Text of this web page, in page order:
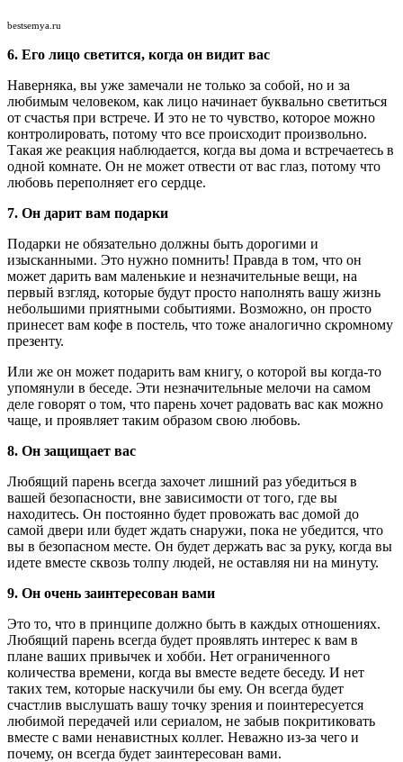
bestsemya.ru
6. Его лицо светится, когда он видит вас
Наверняка, вы уже замечали не только за собой, но и за
любимым человеком, как лицо начинает буквально светиться
от счастья при встрече. И это не то чувство, которое можно
контролировать, потому что все происходит произвольно.
Такая же реакция наблюдается, когда вы дома и встречаетесь в
одной комнате. Он не может отвести от вас глаз, потому что
любовь переполняет его сердце.
7. Он дарит вам подарки
Подарки не обязательно должны быть дорогими и
изысканными. Это нужно помнить! Правда в том, что он
может дарить вам маленькие и незначительные вещи, на
первый взгляд, которые будут просто наполнять вашу жизнь
небольшими приятными событиями. Возможно, он просто
принесет вам кофе в постель, что тоже аналогично скромному
презенту.
Или же он может подарить вам книгу, о которой вы когда-то
упомянули в беседе. Эти незначительные мелочи на самом
деле говорят о том, что парень хочет радовать вас как можно
чаще, и проявляет таким образом свою любовь.
8. Он защищает вас
Любящий парень всегда захочет лишний раз убедиться в
вашей безопасности, вне зависимости от того, где вы
находитесь. Он постоянно будет провожать вас домой до
самой двери или будет ждать снаружи, пока не убедится, что
вы в безопасном месте. Он будет держать вас за руку, когда вы
идете вместе сквозь толпу людей, не оставляя ни на минуту.
9. Он очень заинтересован вами
Это то, что в принципе должно быть в каждых отношениях.
Любящий парень всегда будет проявлять интерес к вам в
плане ваших привычек и хобби. Нет ограниченного
количества времени, когда вы вместе ведете беседу. И нет
таких тем, которые наскучили бы ему. Он всегда будет
счастлив выслушать вашу точку зрения и поинтересуется
любимой передачей или сериалом, не забыв покритиковать
вместе с вами ненавистных коллег. Неважно из-за чего и
почему, он всегда будет заинтересован вами.